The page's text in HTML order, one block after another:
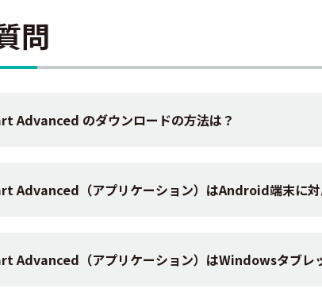
問
Advanced のダウンロードの方法は？
Advanced（アプリケーション）はAndroid端末に対
Advanced（アプリケーション）はWindowsタブレ